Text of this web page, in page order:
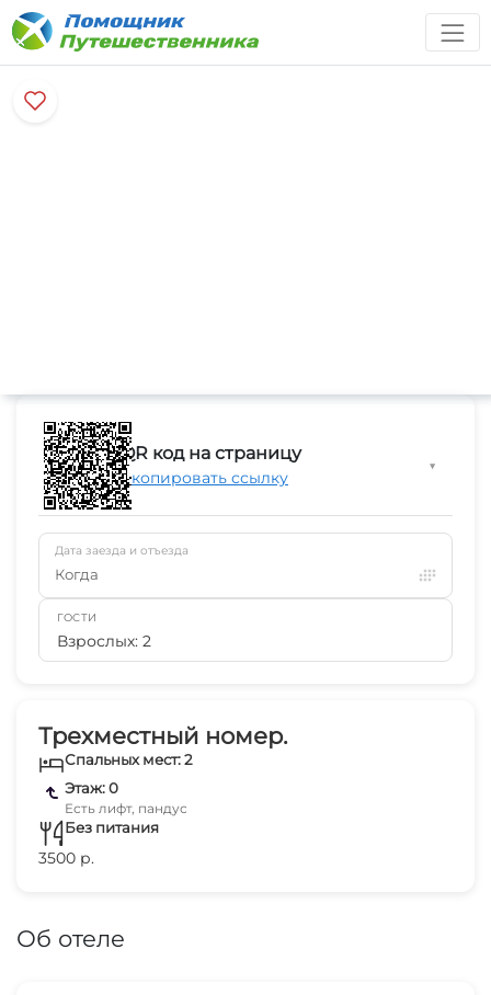
Трехместный номер.
Спальных мест: 2
Этаж: 0
Есть лифт, пандус
Без питания
3500 р.
Об отеле
QR код на страницу
Скопировать ссылку
▼
Дата заезда и отъезда
Когда
ГОСТИ
Взрослых: 2